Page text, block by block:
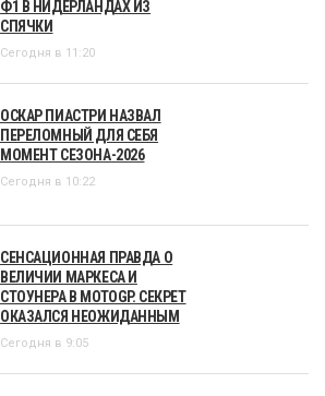
Ф1 В НИДЕРЛАНДАХ ИЗ
СПЯЧКИ
Сегодня в 11:20
ОСКАР ПИАСТРИ НАЗВАЛ
ПЕРЕЛОМНЫЙ ДЛЯ СЕБЯ
МОМЕНТ СЕЗОНА-2026
Сегодня в 10:22
СЕНСАЦИОННАЯ ПРАВДА О
ВЕЛИЧИИ МАРКЕСА И
СТОУНЕРА В MOTOGP. СЕКРЕТ
ОКАЗАЛСЯ НЕОЖИДАННЫМ
Сегодня в 9:05